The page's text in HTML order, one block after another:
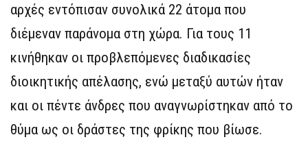
αρχές εντόπισαν συνολικά 22 άτομα που
διέμεναν παράνομα στη χώρα. Για τους 11
κινήθηκαν οι προβλεπόμενες διαδικασίες
διοικητικής απέλασης, ενώ μεταξύ αυτών ήταν
και οι πέντε άνδρες που αναγνωρίστηκαν από το
θύμα ως οι δράστες της φρίκης που βίωσε.